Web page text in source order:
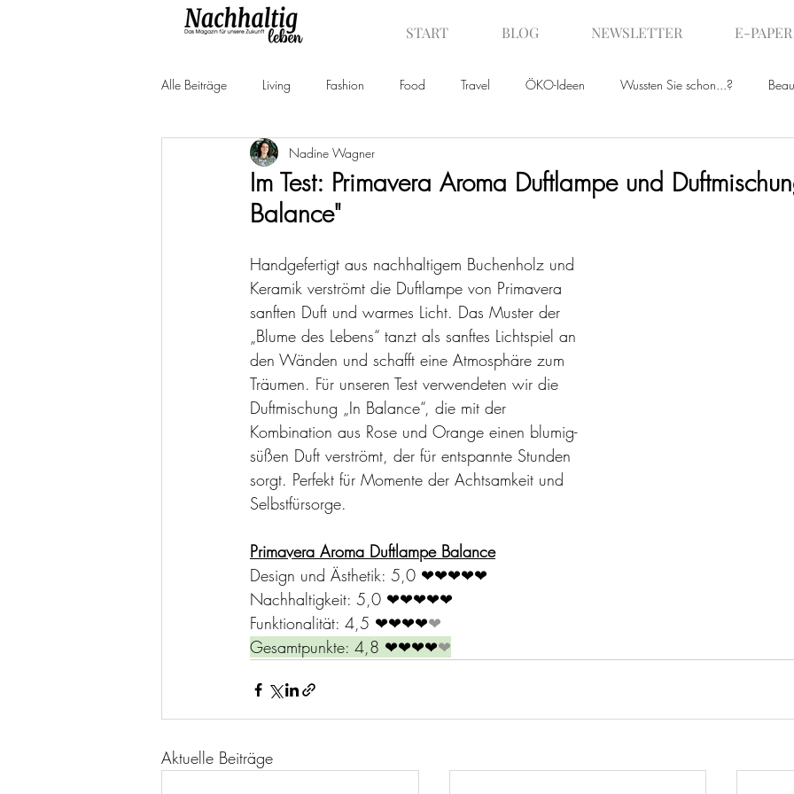
START BLOG NEWSLETTER E-PAPER
Alle Beiträge Living Fashion Food Travel ÖKO-Ideen Wussten Sie schon...?
Produkttests Neuheiten
Im Test: Primavera Aroma Duftlampe und
Balance"
Nadine Wagner
Handgefertigt aus nachhaltigem Buchenholz und
Keramik verströmt die Duftlampe von Primavera
sanften Duft und warmes Licht. Das Muster der
„Blume des Lebens“ tanzt als sanftes Lichtspiel an
den Wänden und schafft eine Atmosphäre zum
Träumen. Für unseren Test verwendeten wir die
Duftmischung „In Balance“, die mit der
Kombination aus Rose und Orange einen blumig-
süßen Duft verströmt, der für entspannte Stunden
sorgt. Perfekt für Momente der Achtsamkeit und
Selbstfürsorge.
Primavera Aroma Duftlampe Balance
Design und Ästhetik: 5,0 ❤❤❤❤❤
Nachhaltigkeit: 5,0 ❤❤❤❤❤
Funktionalität: 4,5 ❤❤❤❤❤
Gesamtpunkte: 4,8 ❤❤❤❤❤
Aktuelle Beiträge